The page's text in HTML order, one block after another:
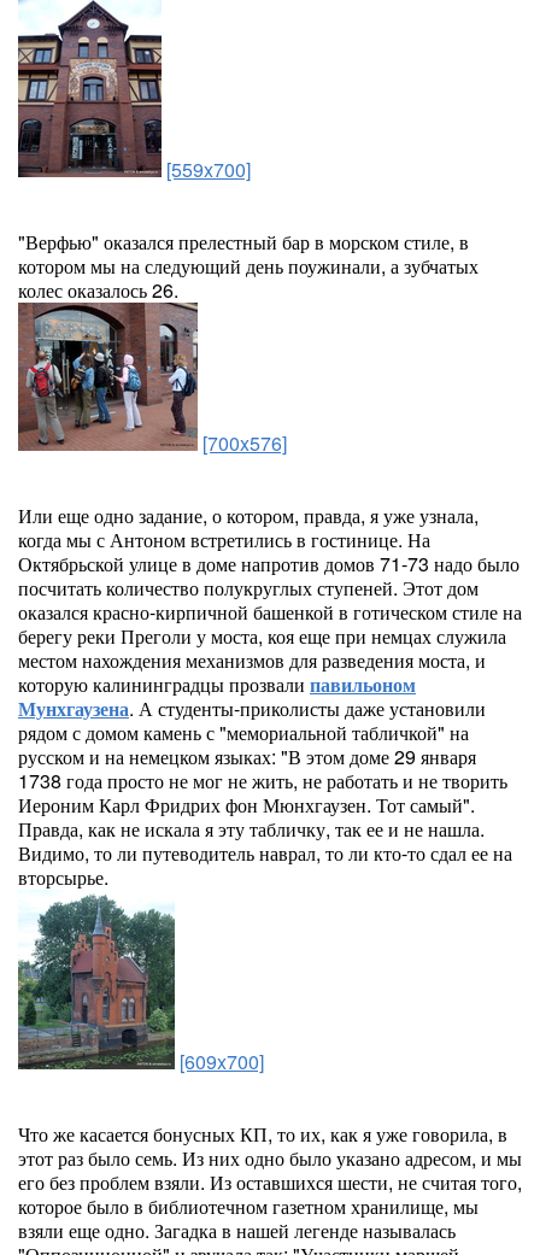
[559x700]
"Верфью" оказался прелестный бар в морском стиле, в
котором мы на следующий день поужинали, а зубчатых
колес оказалось 26.
[700x576]
Или еще одно задание, о котором, правда, я уже узнала,
когда мы с Антоном встретились в гостинице. На
Октябрьской улице в доме напротив домов 71-73 надо было
посчитать количество полукруглых ступеней. Этот дом
оказался красно-кирпичной башенкой в готическом стиле на
берегу реки Преголи у моста, коя еще при немцах служила
местом нахождения механизмов для разведения моста, и
которую калининградцы прозвали павильоном
Мунхгаузена. А студенты-приколисты даже установили
рядом с домом камень с "мемориальной табличкой" на
русском и на немецком языках: "В этом доме 29 января
1738 года просто не мог не жить, не работать и не творить
Иероним Карл Фридрих фон Мюнхгаузен. Тот самый".
Правда, как не искала я эту табличку, так ее и не нашла.
Видимо, то ли путеводитель наврал, то ли кто-то сдал ее на
вторсырье.
[609x700]
Что же касается бонусных КП, то их, как я уже говорила, в
этот раз было семь. Из них одно было указано адресом, и мы
его без проблем взяли. Из оставшихся шести, не считая того,
которое было в библиотечном газетном хранилище, мы
взяли еще одно. Загадка в нашей легенде называлась